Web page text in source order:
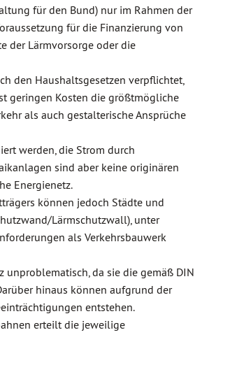
für den Bund) nur im Rahmen der
für die Finanzierung von
der Lärmvorsorge oder die
den Haushaltsgesetzen verpflichtet,
geringen Kosten die größtmögliche
als auch gestalterische Ansprüche
werden, die Strom durch
sind aber keine originären
Energienetz.
können jedoch Städte und
Lärmschutzwall), unter
als Verkehrsbauwerk
da sie die gemäß DIN
hinaus können aufgrund der
entstehen.
erteilt die jeweilige